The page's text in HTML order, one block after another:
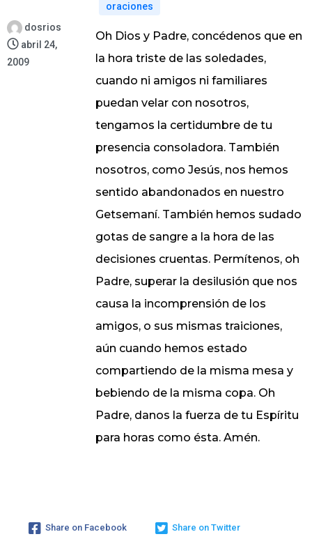
dosrios
abril 24,
2009
oraciones
Oh Dios y Padre, concédenos que en
la hora triste de las soledades,
cuando ni amigos ni familiares
puedan velar con nosotros,
tengamos la certidumbre de tu
presencia consoladora. También
nosotros, como Jesús, nos hemos
sentido abandonados en nuestro
Getsemaní. También hemos sudado
gotas de sangre a la hora de las
decisiones cruentas. Permítenos, oh
Padre, superar la desilusión que nos
causa la incomprensión de los
amigos, o sus mismas traiciones,
aún cuando hemos estado
compartiendo de la misma mesa y
bebiendo de la misma copa. Oh
Padre, danos la fuerza de tu Espíritu
para horas como ésta. Amén.
Share on Facebook Share on Twitter